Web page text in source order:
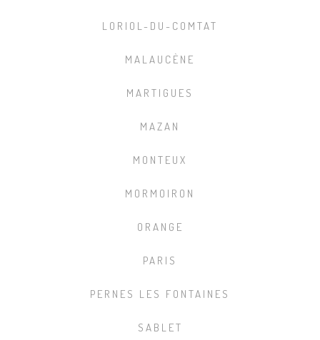
LORIOL-DU-COMTAT
MALAUCÈNE
MARTIGUES
MAZAN
MONTEUX
MORMOIRON
ORANGE
PARIS
PERNES LES FONTAINES
SABLET